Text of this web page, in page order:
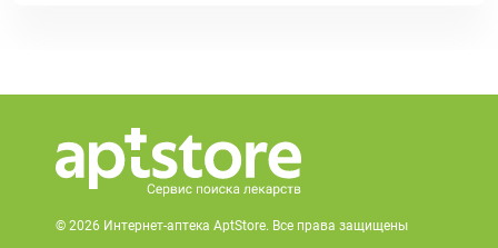
© 2026 Интернет-аптека AptStore. Все права защищены